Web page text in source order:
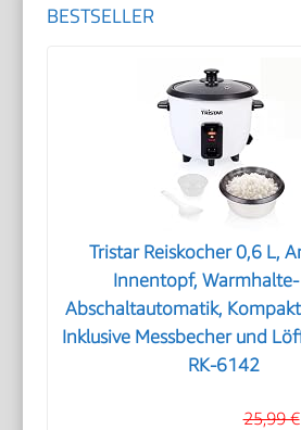
BESTSELLER
Tristar Reiskocher 0,6 L,
Innentopf,
Abschaltautomatik,
Inklusive Messbecher und
RK-6142
25,99 €